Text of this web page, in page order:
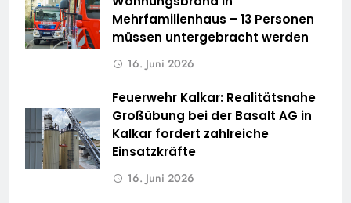
Mehrfamilienhaus – 13 Personen
müssen untergebracht werden
16. Juni 2026
Feuerwehr Kalkar: Realitätsnahe
Großübung bei der Basalt AG in
Kalkar fordert zahlreiche
Einsatzkräfte
16. Juni 2026